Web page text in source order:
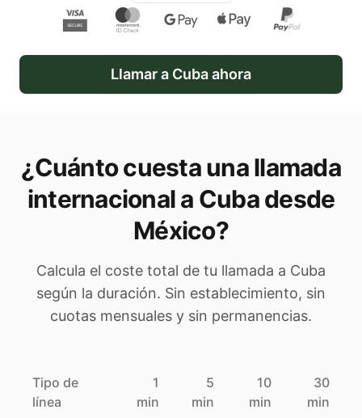
Llamar a Cubaahora
¿Cuánto cuesta una llamada
internacional a Cubadesde
México?
Calcula el coste total de tu llamada a Cuba
según la duración. Sin establecimiento, sin
cuotas mensuales y sin permanencias.
Tipo de
línea
1
min
5
min
10
min
30
min